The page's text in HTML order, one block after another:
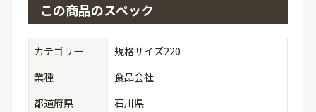
この商品のスペック
カテゴリー
規格サイズ220
業種
食品会社
都道府県
石川県